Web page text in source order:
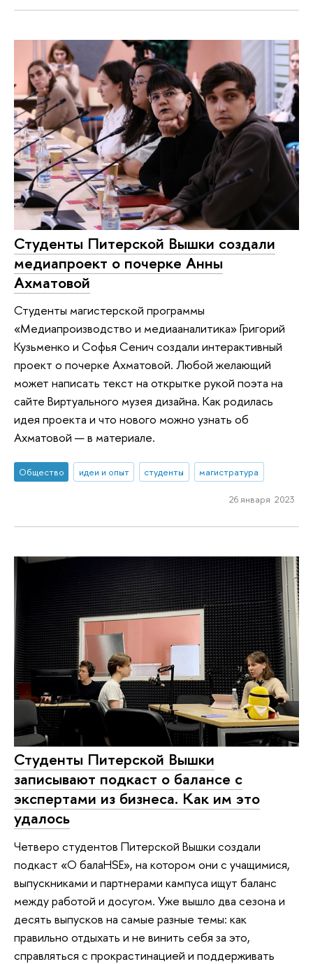
Студенты Питерской Вышки создали
медиапроект о почерке Анны
Ахматовой
Студенты магистерской программы
«Медиапроизводство и медиааналитика» Григорий
Кузьменко и Софья Сенич создали интерактивный
проект о почерке Ахматовой. Любой желающий
может написать текст на открытке рукой поэта на
сайте Виртуального музея дизайна. Как родилась
идея проекта и что нового можно узнать об
Ахматовой — в материале.
Общество идеи и опыт студенты магистратура
26 января 2023
Студенты Питерской Вышки
записывают подкаст о балансе с
экспертами из бизнеса. Как им это
удалось
Четверо студентов Питерской Вышки создали
подкаст «О балаHSE», на котором они с учащимися,
выпускниками и партнерами кампуса ищут баланс
между работой и досугом. Уже вышло два сезона и
десять выпусков на самые разные темы: как
правильно отдыхать и не винить себя за это,
справляться с прокрастинацией и поддерживать